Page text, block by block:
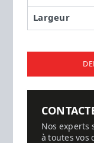
Largeur
Nos experts
à toutes vos